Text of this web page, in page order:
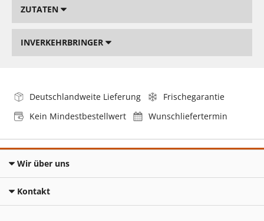
ZUTATEN
INVERKEHRBRINGER
Deutschlandweite Lieferung
Frischegarantie
Kein Mindestbestellwert
Wunschliefertermin
Wir über uns
Kontakt